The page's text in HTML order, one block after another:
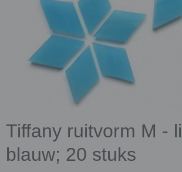
Tiffany ruitvorm M -
blauw; 20 stuks